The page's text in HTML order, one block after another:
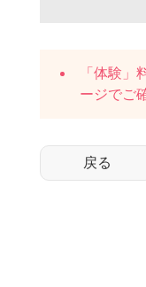
「体験」
ージでご